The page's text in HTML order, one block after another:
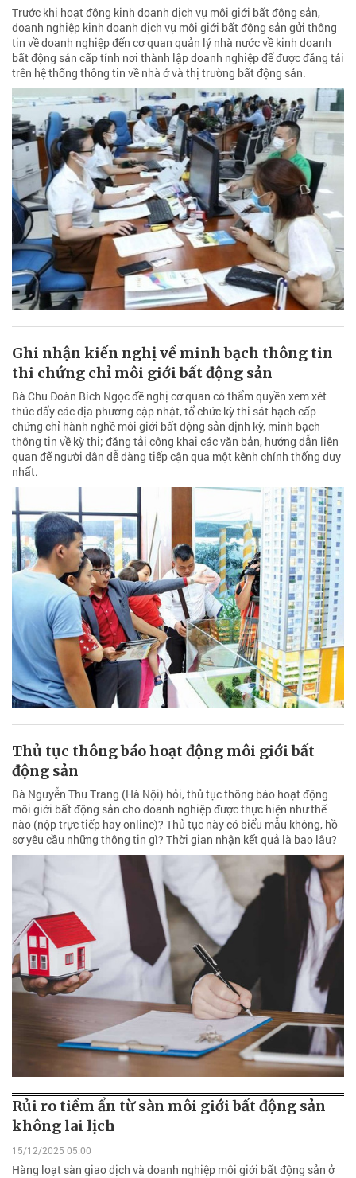
Trước khi hoạt động kinh doanh dịch vụ môi giới bất động sản,
doanh nghiệp kinh doanh dịch vụ môi giới bất động sản gửi thông
tin về doanh nghiệp đến cơ quan quản lý nhà nước về kinh doanh
bất động sản cấp tỉnh nơi thành lập doanh nghiệp để được đăng tải
trên hệ thống thông tin về nhà ở và thị trường bất động sản.
Ghi nhận kiến nghị về minh bạch thông tin
thi chứng chỉ môi giới bất động sản
Bà Chu Đoàn Bích Ngọc đề nghị cơ quan có thẩm quyền xem xét
thúc đẩy các địa phương cập nhật, tổ chức kỳ thi sát hạch cấp
chứng chỉ hành nghề môi giới bất động sản định kỳ, minh bạch
thông tin về kỳ thi; đăng tải công khai các văn bản, hướng dẫn liên
quan để người dân dễ dàng tiếp cận qua một kênh chính thống duy
nhất.
Thủ tục thông báo hoạt động môi giới bất
động sản
Bà Nguyễn Thu Trang (Hà Nội) hỏi, thủ tục thông báo hoạt động
môi giới bất động sản cho doanh nghiệp được thực hiện như thế
nào (nộp trực tiếp hay online)? Thủ tục này có biểu mẫu không, hồ
sơ yêu cầu những thông tin gì? Thời gian nhận kết quả là bao lâu?
Rủi ro tiềm ẩn từ sàn môi giới bất động sản
không lai lịch
15/12/2025 05:00
Hàng loạt sàn giao dịch và doanh nghiệp môi giới bất động sản ở